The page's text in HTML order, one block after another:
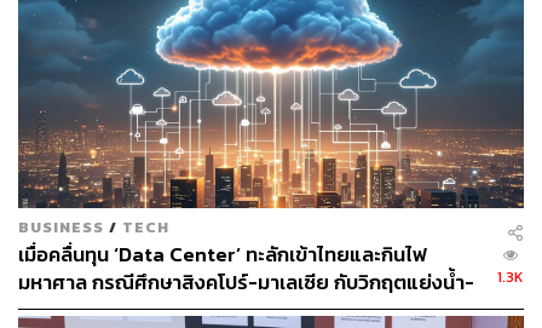
BUSINESS / TECH
เมื่อคลื่นทุน ‘Data Center’ ทะลักเข้าไทยและกินไฟ
มหาศาล กรณีศึกษาสิงคโปร์-มาเลเซีย กับวิกฤตแย่งน้ำ-
ไฟ
1.3K